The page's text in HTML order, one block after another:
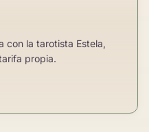
con la tarotista Estela,
propia.